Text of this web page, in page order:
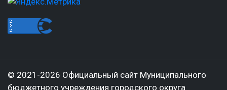
© 2021-2026 Официальный сайт Муниципального
бюджетного учреждения городского округа